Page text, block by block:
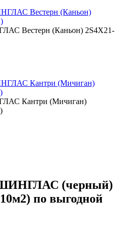
Вестерн (Каньон) 2S4X21-
Кантри (Мичиган)
(черный)
по выгодной